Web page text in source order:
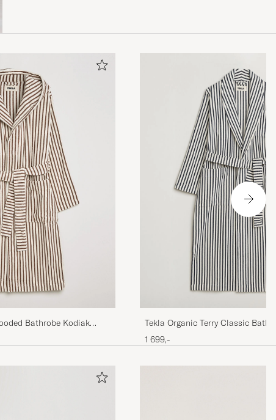
Bathrobe Kodiak
Tekla Organic Terry Classic
Stripes
1 699,-